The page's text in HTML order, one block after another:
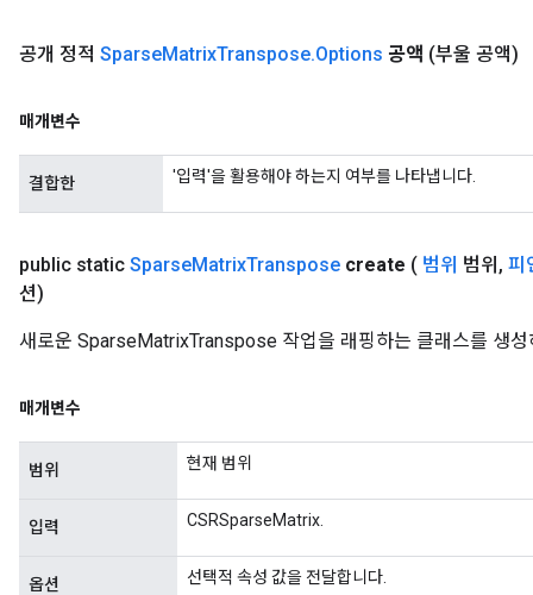
공개 정적 SparseMatrixTranspose.Options 공액 (부울 공액)
매개변수
결합한 '입력'을 활용해야 하는지 여부를 나타냅니다.
public static SparseMatrixTranspose create ( 범위 범위 , 피
션)
새로운 SparseMatrixTranspose 작업을 래핑하는 클래스를 생성
매개변수
범위 현재 범위
입력 CSRSparseMatrix.
옵션 선택적 속성 값을 전달합니다.